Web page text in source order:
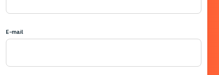
E-mail